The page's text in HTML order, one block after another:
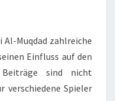
Muqdad zahlreiche
Einfluss auf den
sind nicht
verschiedene Spieler